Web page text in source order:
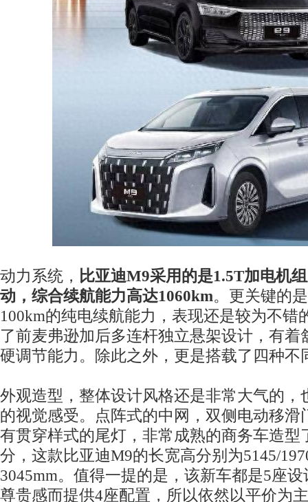
动力系统， 比亚迪M9采用的是1.5T加电机
动，综合续航能力高达1060km。更关键的
100km的纯电续航能力，表现还是较为不错
了前麦弗逊加后多连杆独立悬架设计，有着
硬调节能力。除此之外，更是搭载了四种不
外观造型，整体设计风格还是非常大气的，
的视觉感受。点阵式的中网，双侧电动移滑
有贯穿样式的尾灯，非常成熟的商务车造型
分，这款比亚迪M9的长宽高分别为5145/
3045mm。值得一提的是，该新车都是5座
尊贵感而提供4座配置，所以依然以平价为